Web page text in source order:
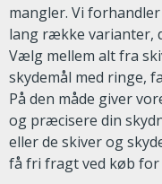
mangler. Vi
lang række varianter,
Vælg mellem alt fra
skydemål med ringe,
På den måde giver
og præcisere din
eller de skiver og
få fri fragt ved køb for